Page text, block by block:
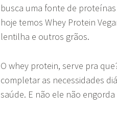
busca uma fonte de
hoje temos Whey Protein
lentilha e outros grãos.
O whey protein, serve pra
completar as necessidades
saúde. E não ele não